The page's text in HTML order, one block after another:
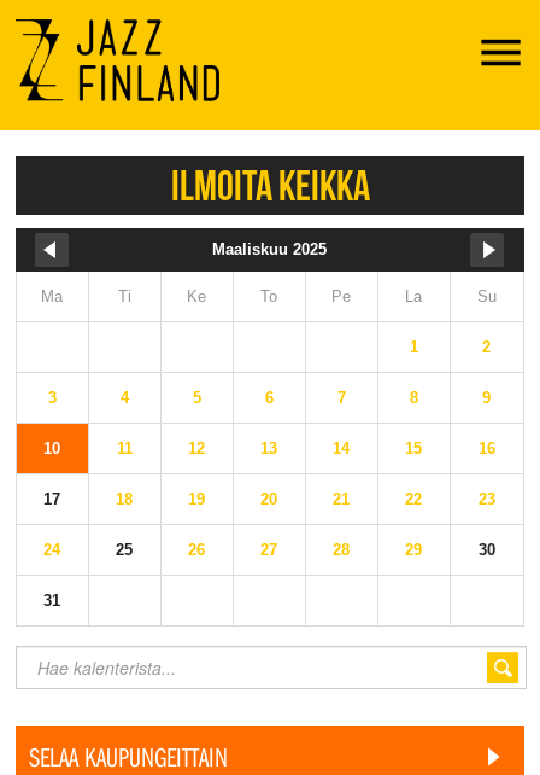
Menu
ILMOITA KEIKKA
Maaliskuu 2025
Ma Ti Ke To Pe La Su
1 2
3 4 5 6 7 8 9
10 11 12 13 14 15 16
17 18 19 20 21 22 23
24 25 26 27 28 29 30
31
SELAA KAUPUNGEITTAIN